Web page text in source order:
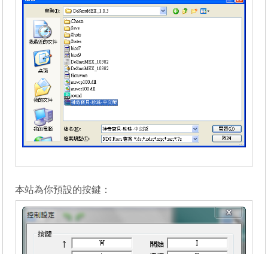
本站為你預設的按鍵：